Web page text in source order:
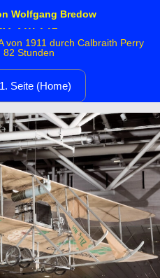
Wolfgang Bredow
Vin Fiz
von 1911 durch Calbraith Perry
82 Stunden
Seite (Home)